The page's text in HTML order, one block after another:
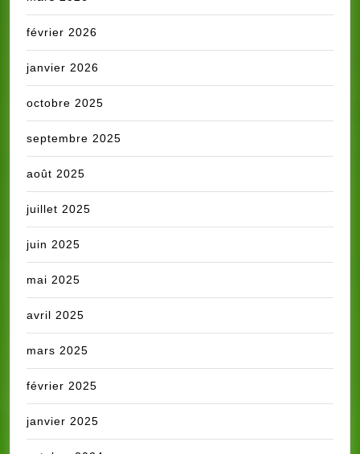
février 2026
janvier 2026
octobre 2025
septembre 2025
août 2025
juillet 2025
juin 2025
mai 2025
avril 2025
mars 2025
février 2025
janvier 2025